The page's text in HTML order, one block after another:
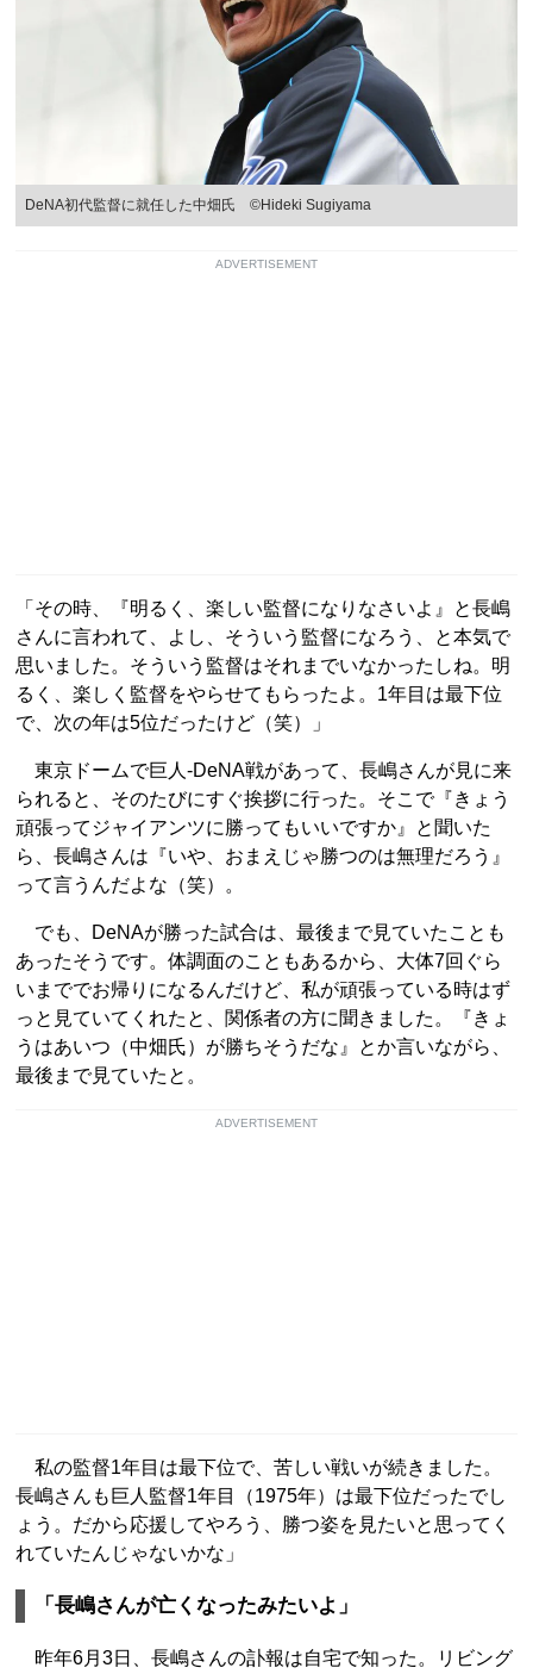
DeNA初代監督に就任した中畑氏 ©Hideki Sugiyama
ADVERTISEMENT
「その時、『明るく、楽しい監督になりなさいよ』と長嶋
さんに言われて、よし、そういう監督になろう、と本気で
思いました。そういう監督はそれまでいなかったしね。明
るく、楽しく監督をやらせてもらったよ。1年目は最下位
で、次の年は5位だったけど（笑）」
東京ドームで巨人-DeNA戦があって、長嶋さんが見に来
られると、そのたびにすぐ挨拶に行った。そこで『きょう
頑張ってジャイアンツに勝ってもいいですか』と聞いた
ら、長嶋さんは『いや、おまえじゃ勝つのは無理だろう』
って言うんだよな（笑）。
でも、DeNAが勝った試合は、最後まで見ていたことも
あったそうです。体調面のこともあるから、大体7回ぐら
いまででお帰りになるんだけど、私が頑張っている時はず
っと見ていてくれたと、関係者の方に聞きました。『きょ
うはあいつ（中畑氏）が勝ちそうだな』とか言いながら、
最後まで見ていたと。
ADVERTISEMENT
私の監督1年目は最下位で、苦しい戦いが続きました。
長嶋さんも巨人監督1年目（1975年）は最下位だったでし
ょう。だから応援してやろう、勝つ姿を見たいと思ってく
れていたんじゃないかな」
「長嶋さんが亡くなったみたいよ」
昨年6月3日、長嶋さんの訃報は自宅で知った。リビング